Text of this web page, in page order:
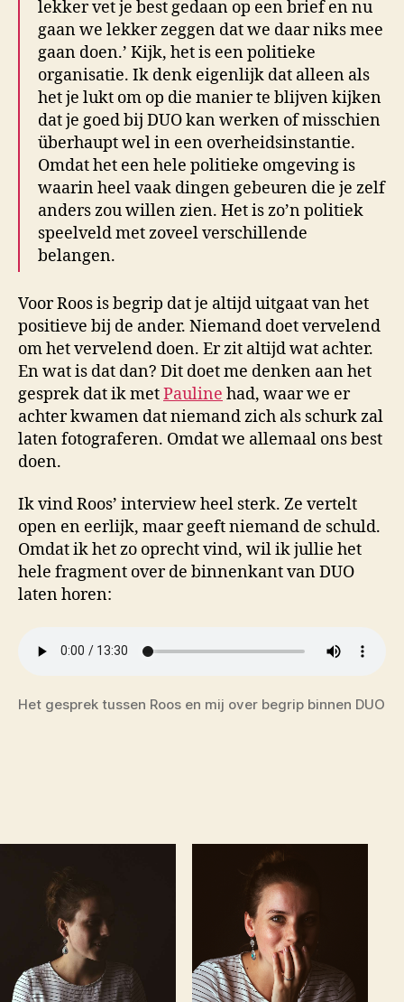
lekker vet je best gedaan op een brief en nu
gaan we lekker zeggen dat we daar niks mee
gaan doen.’ Kijk, het is een politieke
organisatie. Ik denk eigenlijk dat alleen als
het je lukt om op die manier te blijven kijken
dat je goed bij DUO kan werken of misschien
überhaupt wel in een overheidsinstantie.
Omdat het een hele politieke omgeving is
waarin heel vaak dingen gebeuren die je zelf
anders zou willen zien. Het is zo’n politiek
speelveld met zoveel verschillende
belangen.
Voor Roos is begrip dat je altijd uitgaat van het
positieve bij de ander. Niemand doet vervelend
om het vervelend doen. Er zit altijd wat achter.
En wat is dat dan? Dit doet me denken aan het
gesprek dat ik metPauline had, waar we er
achter kwamen dat niemand zich als schurk zal
laten fotograferen. Omdat we allemaal ons best
doen.
Ik vind Roos’ interview heel sterk. Ze vertelt
open en eerlijk, maar geeft niemand de schuld.
Omdat ik het zo oprecht vind, wil ik jullie het
hele fragment over de binnenkant van DUO
laten horen:
Het gesprek tussen Roos en mij over begrip binnen DUO